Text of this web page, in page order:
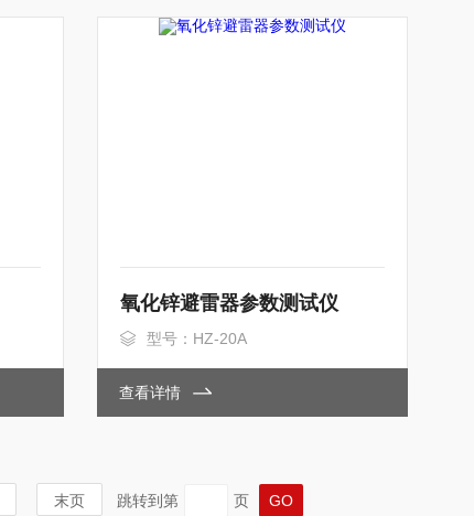
氧化锌避雷器参数测试仪
型号：HZ-20A
查看详情
末页 跳转到第 页